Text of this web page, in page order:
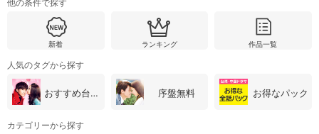
他の条件で探す
新着 ランキング 作品一覧
人気のタグから探す
おすすめ台湾・中国ドラマ 序盤無料 お得なパック
カテゴリーから探す